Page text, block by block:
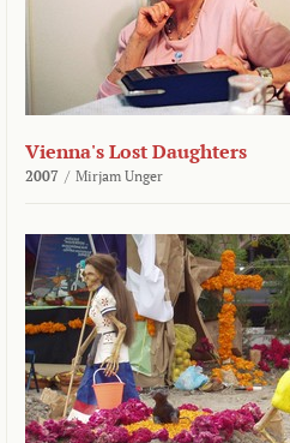
Vienna's Lost Daughters
2007 / Mirjam Unger